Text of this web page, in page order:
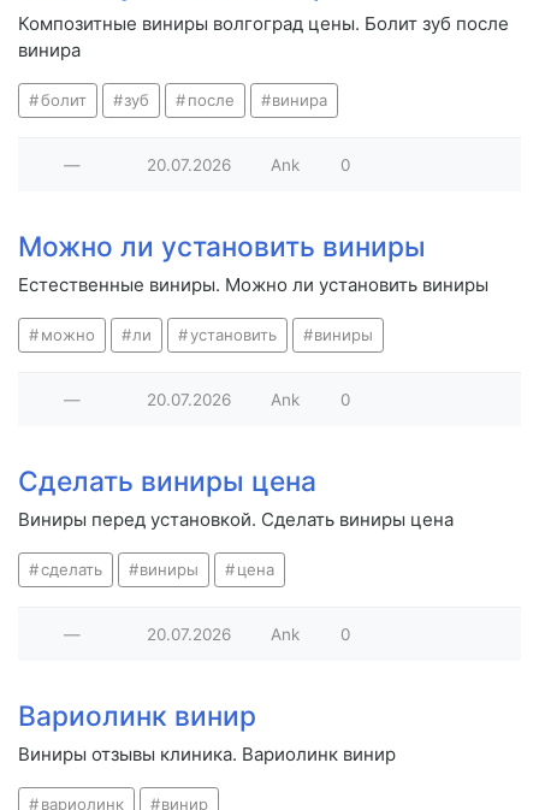
Композитные виниры волгоград цены. Болит зуб после
винира
болит зуб после винира
— 20.07.2026 Ank 0
Можно ли установить виниры
Естественные виниры. Можно ли установить виниры
можно ли установить виниры
— 20.07.2026 Ank 0
Сделать виниры цена
Виниры перед установкой. Сделать виниры цена
сделать виниры цена
— 20.07.2026 Ank 0
Вариолинк винир
Виниры отзывы клиника. Вариолинк винир
вариолинк винир